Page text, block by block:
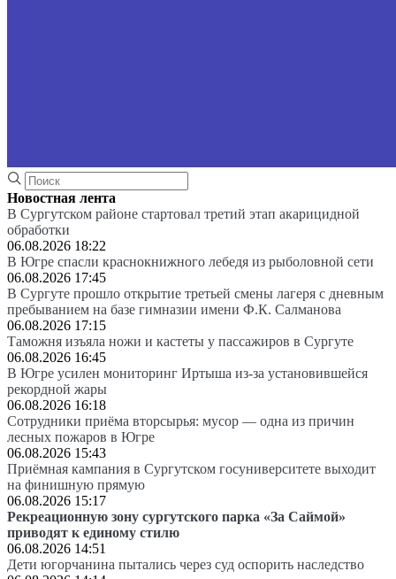
Новостная лента
В Сургутском районе стартовал третий этап акарицидной
обработки
06.08.2026 18:22
В Югре спасли краснокнижного лебедя из рыболовной сети
06.08.2026 17:45
В Сургуте прошло открытие третьей смены лагеря с дневным
пребыванием на базе гимназии имени Ф.К. Салманова
06.08.2026 17:15
Таможня изъяла ножи и кастеты у пассажиров в Сургуте
06.08.2026 16:45
В Югре усилен мониторинг Иртыша из-за установившейся
рекордной жары
06.08.2026 16:18
Сотрудники приёма вторсырья: мусор — одна из причин
лесных пожаров в Югре
06.08.2026 15:43
Приёмная кампания в Сургутском госуниверситете выходит
на финишную прямую
06.08.2026 15:17
Рекреационную зону сургутского парка «За Саймой»
приводят к единому стилю
06.08.2026 14:51
Дети югорчанина пытались через суд оспорить наследство